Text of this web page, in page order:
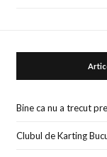
Bine ca nu a trecut
Clubul de Karting